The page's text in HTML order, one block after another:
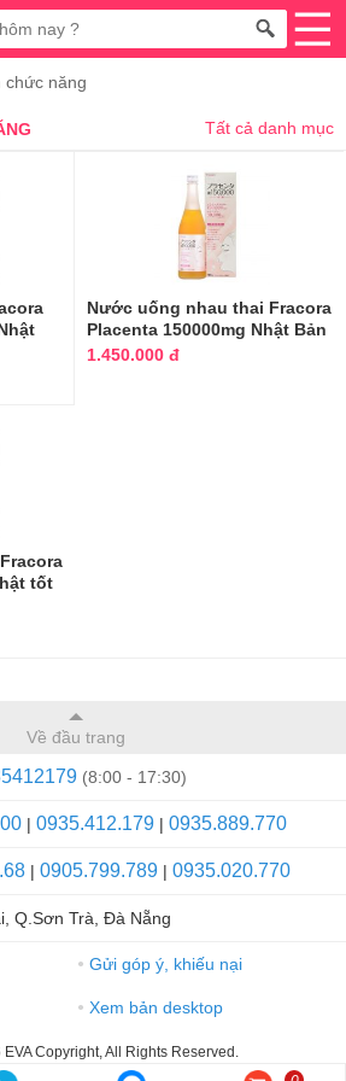
chức năng
Tất cả danh mục
Nước uống nhau thai Fracora
Placenta 150000mg Nhật Bản
1.450.000 đ
tốt
Về đầu trang
(8:00 - 17:30)
| 0935.412.179 | 0935.889.770
| 0905.799.789 | 0935.020.770
Q.Sơn Trà, Đà Nẵng
● Gửi góp ý, khiếu nại
● Xem bản desktop
Copyright, All Rights Reserved.